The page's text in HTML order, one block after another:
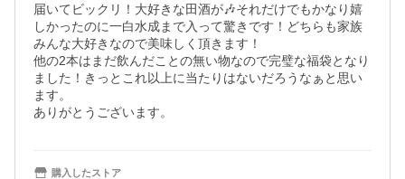
届いてビックリ！大好きな田酒が🎶それだけでもかなり嬉
しかったのに一白水成まで入って驚きです！どちらも家族
みんな大好きなので美味しく頂きます！
他の2本はまだ飲んだことの無い物なので完璧な福袋となり
ました！きっとこれ以上に当たりはないだろうなぁと思い
ます。
ありがとうございます。
購入したストア